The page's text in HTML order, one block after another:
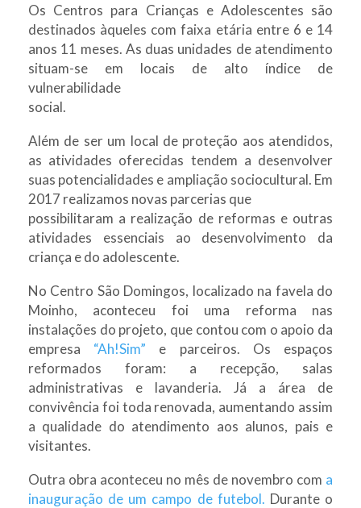
Os Centros para Crianças e Adolescentes são
destinados àqueles com faixa etária entre 6 e 14
anos 11 meses. As duas unidades de atendimento
situam-se em locais de alto índice de
vulnerabilidade
social.
Além de ser um local de proteção aos atendidos,
as atividades oferecidas tendem a desenvolver
suas potencialidades e ampliação sociocultural. Em
2017 realizamos novas parcerias que
possibilitaram a realização de reformas e outras
atividades essenciais ao desenvolvimento da
criança e do adolescente.
No Centro São Domingos, localizado na favela do
Moinho, aconteceu foi uma reforma nas
instalações do projeto, que contou com o apoio da
empresa “Ah!Sim” e parceiros. Os espaços
reformados foram: a recepção, salas
administrativas e lavanderia. Já a área de
convivência foi toda renovada, aumentando assim
a qualidade do atendimento aos alunos, pais e
visitantes.
Outra obra aconteceu no mês de novembro com a
inauguração de um campo de futebol. Durante o